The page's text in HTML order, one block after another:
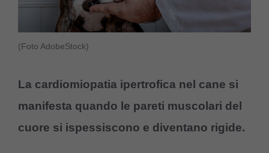
(Foto AdobeStock)
La cardiomiopatia ipertrofica nel cane si
manifesta quando le pareti muscolari del
cuore si ispessiscono e diventano rigide.